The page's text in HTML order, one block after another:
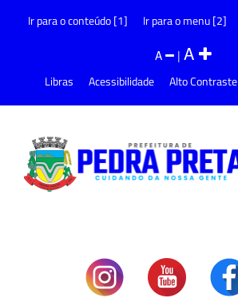
Ir para o conteúdo [1] Ir para o menu [2]
A |A
Libras Acessibilidade Alto Contraste